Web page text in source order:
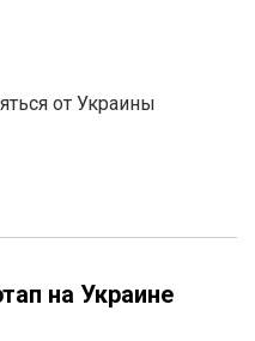
от Украины
на Украине